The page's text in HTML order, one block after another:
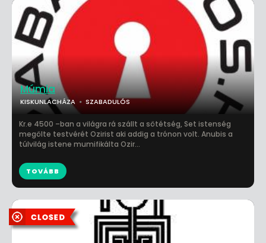
Múmia
KISKUNLACHÁZA SZABADULÓS
Kr.e 4500 –ban a világra rá szállt a sötétség, Set istenség
megölte testvérét Ozirist aki addig a trónon volt. Anubis a
túlvilág istene mumifikálta Ozir...
TOVÁBB